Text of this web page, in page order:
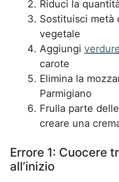
Riduci la
Sostituisci metà
vegetale
Aggiungi
carote
Elimina la
Parmigiano
Frulla parte
creare una
Errore 1: Cuocere
all’inizio